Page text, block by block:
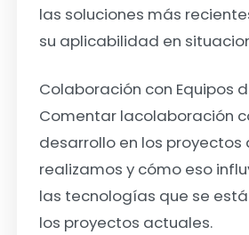
las soluciones más
su aplicabilidad en
Colaboración con Equipos
Comentar lacolaboración
desarrollo en los proyectos
realizamos y cómo eso
las tecnologías que se
los proyectos actuales.